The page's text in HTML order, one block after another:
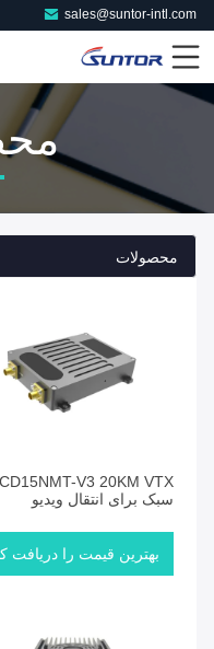
sales@suntor-intl.com
محصولات
CD15NMT-V3 20KM VTX
سبک برای انتقال ویدیو
بهترین قیمت را دریافت